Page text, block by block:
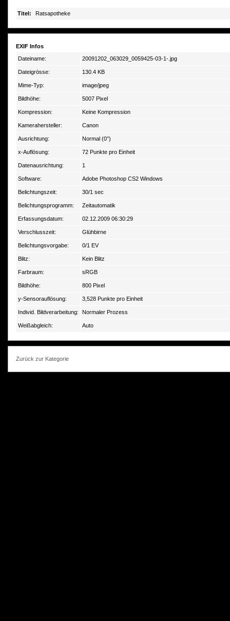
Titel: Ratsapotheke
EXIF Infos
Dateiname:
20091202_063029_0059425-03-1-.jpg
Dateigrösse: 130.4 KB
Mime-Typ: image/jpeg
Bildhöhe: 5007 Pixel
Kompression: Keine Kompression
Kamerahersteller: Canon
Ausrichtung: Normal (0°)
x-Auflösung: 72 Punkte pro Einheit
Datenausrichtung: 1
Software: Adobe Photoshop CS2 Windows
Belichtungszeit: 30/1 sec
Belichtungsprogramm: Zeitautomatik
Erfassungsdatum: 02.12.2009 06:30:29
Verschlusszeit: Glühbirne
Belichtungsvorgabe: 0/1 EV
Blitz: Kein Blitz
Farbraum: sRGB
Bildhöhe: 800 Pixel
y-Sensorauflösung: 3,528 Punkte pro Einheit
Individ. Bildverarbeitung: Normaler Prozess
Weißabgleich: Auto
Zurück zur Kategorie